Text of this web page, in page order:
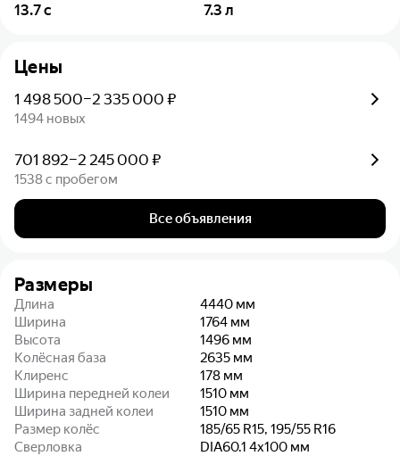
13.7с 7.3 л
Цены
1 498 500–2 335 000 ₽
1494 новых
701 892–2 245 000 ₽
1538 с пробегом
Все объявления
Размеры
Длина 4440 мм
Ширина
1764 мм
Высота
1496 мм
Колёсная база
2635 мм
Клиренс
178 мм
Ширина передней колеи
1510 мм
Ширина задней колеи
1510 мм
Размер колёс
185/65 R15, 195/55 R16
Сверловка
DIA60.1 4x100 мм